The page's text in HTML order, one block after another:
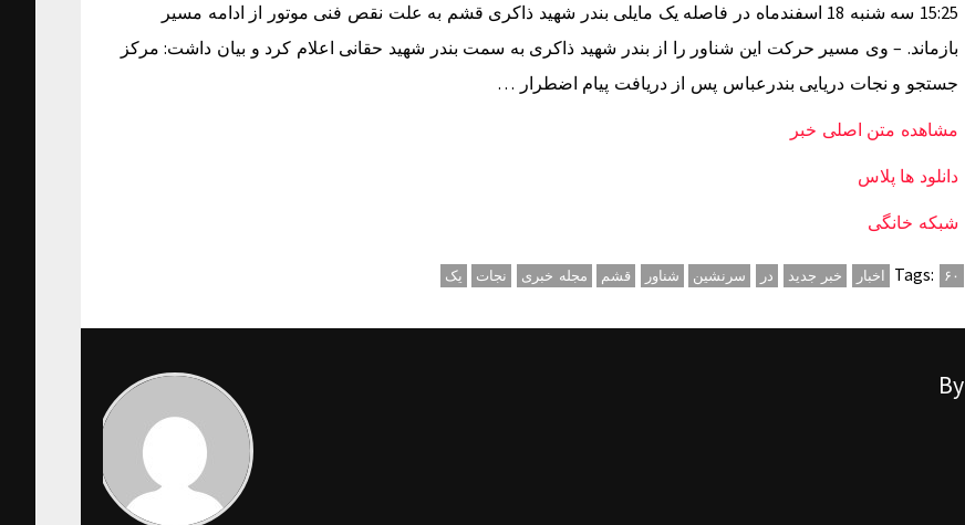
15:25 سه شنبه 18 اسفندماه در فاصله یک مایلی بندر شهید ذاکری قشم به علت نقص فنی موتور از ادامه مسیر
بازماند. – وی مسیر حرکت این شناور را از بندر شهید ذاکری به سمت بندر شهید حقانی اعلام کرد و بیان داشت: مرکز
جستجو و نجات دریایی بندرعباس پس از دریافت پیام اضطرار …
مشاهده متن اصلی خبر
دانلود ها پلاس
شبکه خانگی
Tags: ۶۰ اخبار خبر جدید در سرنشین شناور قشم مجله خبری نجات یک
By